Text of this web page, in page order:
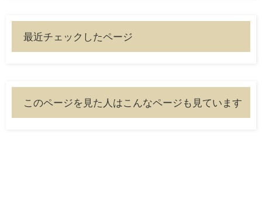
最近チェックしたページ
このページを見た人はこんなページも見ています